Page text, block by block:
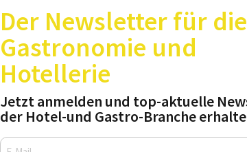
Restaurants bleiben
eingeschränkt
Bund und Länder haben beim
verlängert. Die Finanzhilfen
Was für die nächsten Wochen
Der Newsletter für die
Gastronomie und
Hotellerie
Jetzt anmelden und top-aktuelle
der Hotel-und Gastro-Branche